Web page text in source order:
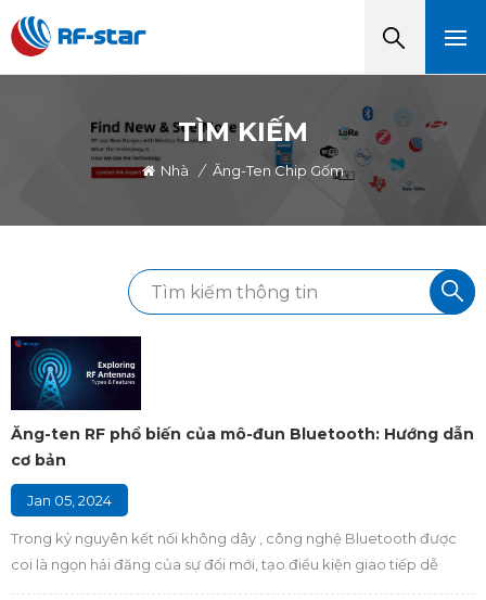
TÌM KIẾM
Nhà / Ăng-Ten Chip Gốm
Ăng-ten RF phổ biến của mô-đun Bluetooth: Hướng dẫn
cơ bản
Jan 05, 2024
Trong kỷ nguyên kết nối không dây , công nghệ Bluetooth được
coi là ngọn hải đăng của sự đổi mới, tạo điều kiện giao tiếp dễ
dàng giữa các thiết bị. Trọng tâm của sản phẩm không dây kỳ diệu